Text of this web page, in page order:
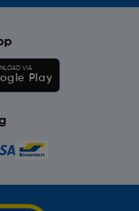
VIA
Play